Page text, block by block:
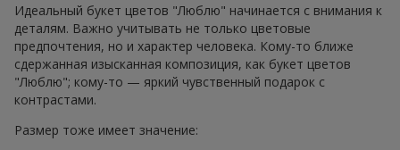
Идеальный букет цветов "Люблю" начинается с внимания к
деталям. Важно учитывать не только цветовые
предпочтения, но и характер человека. Кому-то ближе
сдержанная изысканная композиция, как букет цветов
"Люблю"; кому-то — яркий чувственный подарок с
контрастами.
Размер тоже имеет значение: